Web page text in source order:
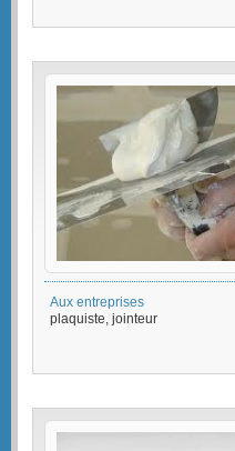
Aux entreprises
plaquiste, jointeur